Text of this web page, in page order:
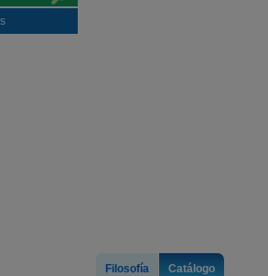
Filosofía Catálogo